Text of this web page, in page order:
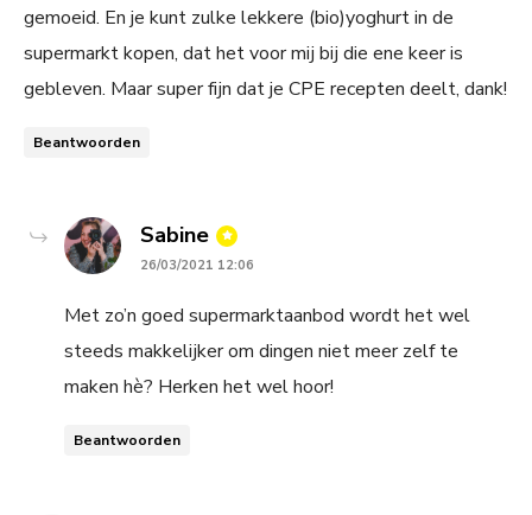
gemoeid. En je kunt zulke lekkere (bio)yoghurt in de
supermarkt kopen, dat het voor mij bij die ene keer is
gebleven. Maar super fijn dat je CPE recepten deelt, dank!
Beantwoorden
Sabine says:
26/03/2021 12:06
Met zo’n goed supermarktaanbod wordt het wel
steeds makkelijker om dingen niet meer zelf te
maken hè? Herken het wel hoor!
Beantwoorden